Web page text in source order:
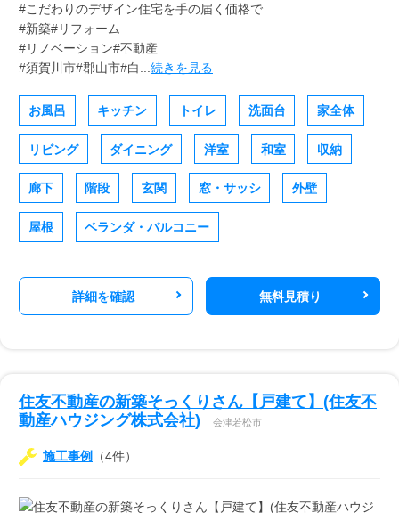
#こだわりのデザイン住宅を手の届く価格で
#新築#リフォーム
#リノベーション#不動産
#須賀川市#郡山市#白...続きを見る
お風呂 キッチン トイレ 洗面台 家全体
リビング ダイニング 洋室 和室 収納
廊下 階段 玄関 窓・サッシ 外壁
屋根 ベランダ・バルコニー
詳細を確認 無料見積り
住友不動産の新築そっくりさん【戸建て】(住友不
動産ハウジング株式会社)
会津若松市
施工事例 （4件）